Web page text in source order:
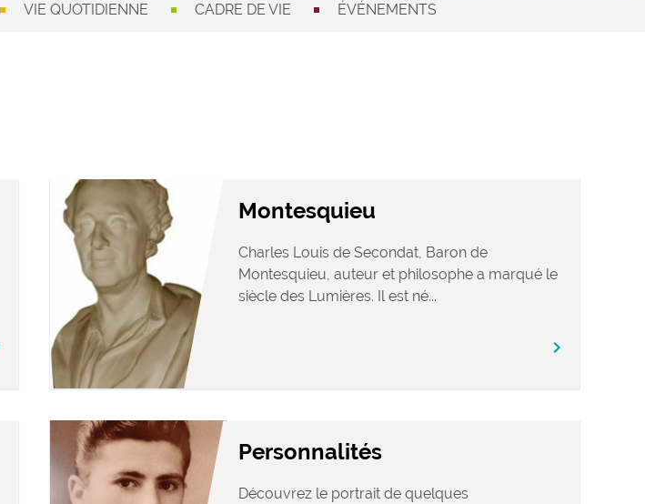
VIE QUOTIDIENNE CADRE DE VIE ÉVÉNEMENTS
Montesquieu
Charles Louis de Secondat, Baron de
Montesquieu, auteur et philosophe a marqué le
siècle des Lumières. Il est né...
chevron_right
Personnalités
Découvrez le portrait de quelques